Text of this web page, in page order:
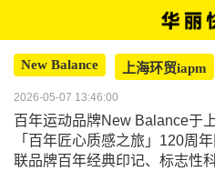
New Balance 上海环贸iapm
2026-05-07 13:46:00
百年运动品牌New Balance于
「百年匠心质感之旅」120周
联品牌百年经典印记、标志性